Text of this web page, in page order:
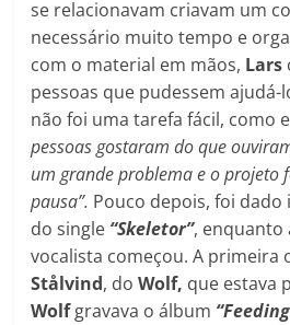
se relacionavam criavam um
necessário muito tempo e
com o material em mãos, Lars
pessoas que pudessem
não foi uma tarefa fácil, como
pessoas gostaram do que
um grande problema e o projeto
pausa”. Pouco depois, foi dado
do single “Skeletor”, enquanto
vocalista começou. A primeira
Stålvind, doWolf, que estava
Wolfgravava o álbum